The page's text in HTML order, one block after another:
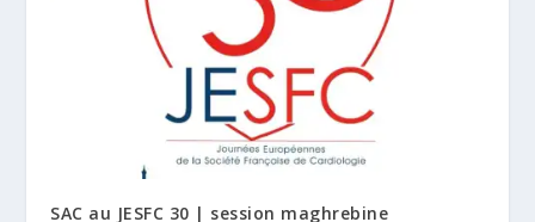
SAC au JESFC 30 | session maghrebine